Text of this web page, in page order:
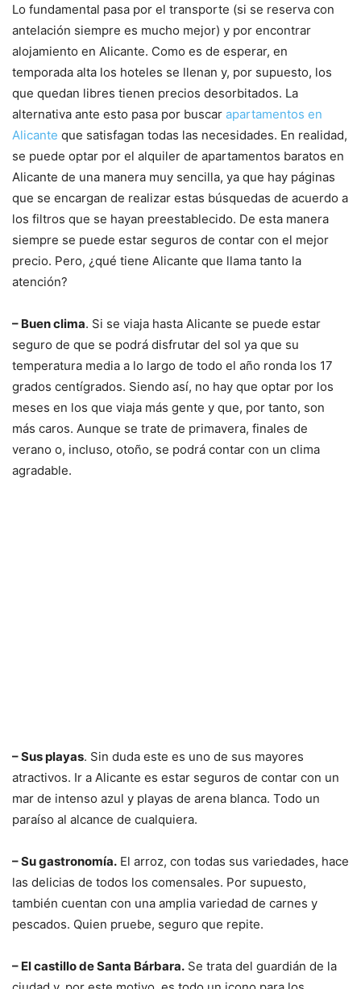
Lo fundamental pasa por el transporte (si se reserva con
antelación siempre es mucho mejor) y por encontrar
alojamiento en Alicante. Como es de esperar, en
temporada alta los hoteles se llenan y, por supuesto, los
que quedan libres tienen precios desorbitados. La
alternativa ante esto pasa por buscar apartamentos en
Alicante que satisfagan todas las necesidades. En realidad,
se puede optar por el alquiler de apartamentos baratos en
Alicante de una manera muy sencilla, ya que hay páginas
que se encargan de realizar estas búsquedas de acuerdo a
los filtros que se hayan preestablecido. De esta manera
siempre se puede estar seguros de contar con el mejor
precio. Pero, ¿qué tiene Alicante que llama tanto la
atención?
– Buen clima. Si se viaja hasta Alicante se puede estar
seguro de que se podrá disfrutar del sol ya que su
temperatura media a lo largo de todo el año ronda los 17
grados centígrados. Siendo así, no hay que optar por los
meses en los que viaja más gente y que, por tanto, son
más caros. Aunque se trate de primavera, finales de
verano o, incluso, otoño, se podrá contar con un clima
agradable.
– Sus playas. Sin duda este es uno de sus mayores
atractivos. Ir a Alicante es estar seguros de contar con un
mar de intenso azul y playas de arena blanca. Todo un
paraíso al alcance de cualquiera.
– Su gastronomía. El arroz, con todas sus variedades, hace
las delicias de todos los comensales. Por supuesto,
también cuentan con una amplia variedad de carnes y
pescados. Quien pruebe, seguro que repite.
– El castillo de Santa Bárbara. Se trata del guardián de la